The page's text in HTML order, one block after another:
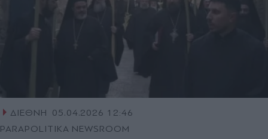
ΔΙΕΘΝΗ
05.04.2026 12:46
PARAPOLITIKA NEWSROOM